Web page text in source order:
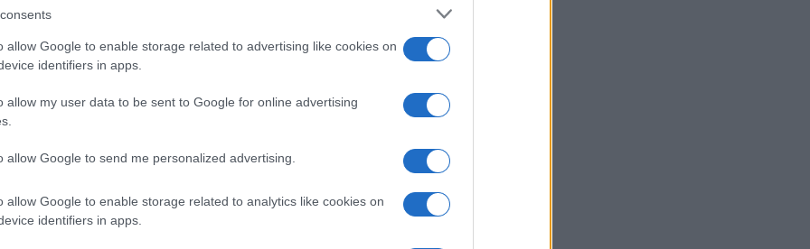
allow Google to enable storage related to advertising like cookies on
identifiers in apps.
allow my user data to be sent to Google for online advertising
allow Google to send me personalized advertising.
allow Google to enable storage related to analytics like cookies on
identifiers in apps.
koristan je antipiretik, jer snižava visoku
genitalija i crijeva.
#nutritivne vrijednosti